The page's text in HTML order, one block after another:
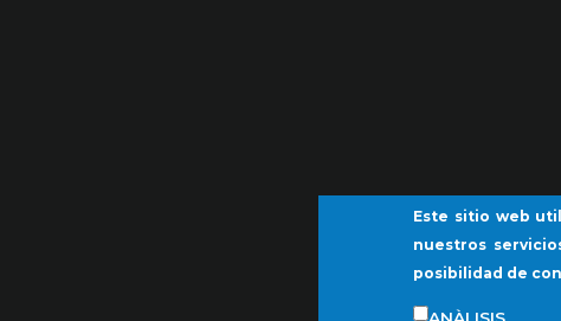
Este sitio web
nuestros
posibilidad de